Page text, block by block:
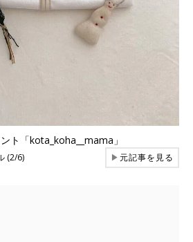
ト「kota_koha__mama」
(2/6) ▶元記事を見る